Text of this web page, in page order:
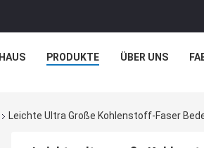
HAUS PRODUKTE ÜBER UNS
Leichte Ultra Große Kohlenstoff-Faser